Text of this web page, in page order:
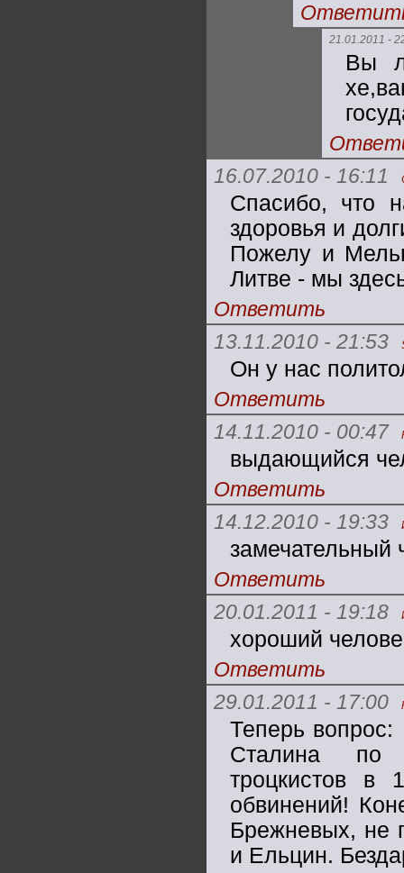
21.01.2011 -
Вы
16.07.2010 - 16:11
Спасибо, что
здоровья и
Пожелу и
Литве - мы
Ответить
13.11.2010 - 21:53
Он у нас
Ответить
14.11.2010 - 00:47
выдающийся
Ответить
14.12.2010 - 19:33
замечательный
Ответить
20.01.2011 - 19:18
хороший
Ответить
29.01.2011 - 17:00
Теперь вопрос:
Сталина по
троцкистов в
обвинений!
Брежневых, не
и Ельцин.